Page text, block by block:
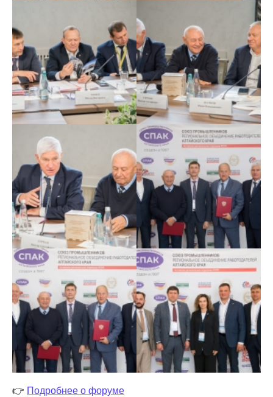
👉 Подробнее о форуме